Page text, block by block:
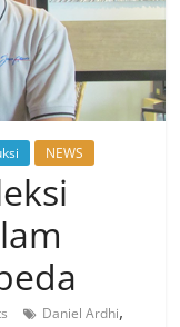
NEWS
Daniel Ardhi,